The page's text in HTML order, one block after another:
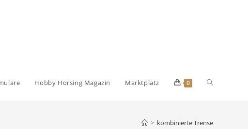
Hobby Horsing Magazin Marktplatz 0 Website-
> kombinierte Trense